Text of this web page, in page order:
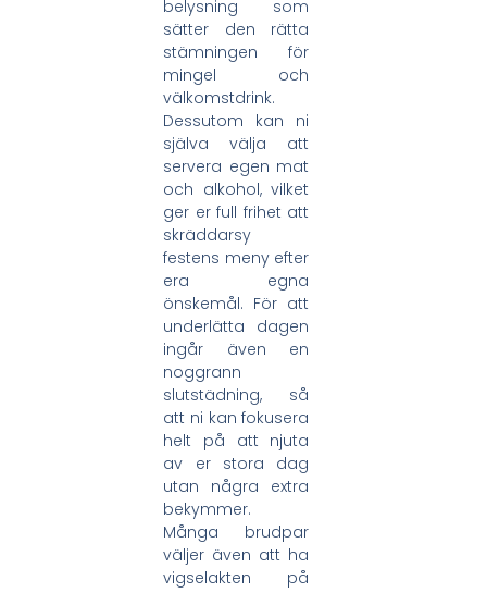
belysning som
sätter den rätta
stämningen för
mingel och
välkomstdrink.
Dessutom kan ni
själva välja att
servera egen mat
och alkohol, vilket
ger er full frihet att
skräddarsy
festens meny efter
era egna
önskemål. För att
underlätta dagen
ingår även en
noggrann
slutstädning, så
att ni kan fokusera
helt på att njuta
av er stora dag
utan några extra
bekymmer.
Många brudpar
väljer även att ha
vigselakten på